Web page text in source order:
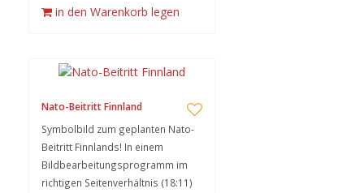
in den Warenkorb legen
Nato-Beitritt Finnland
Symbolbild zum geplanten Nato-
Beitritt Finnlands! In einem
Bildbearbeitungsprogramm im
richtigen Seitenverhältnis (18:11)